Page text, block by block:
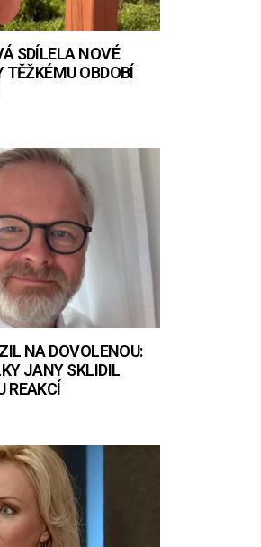
SDÍLELA NOVÉ
TĚŽKÉMU OBDOBÍ
NA DOVOLENOU:
JANY SKLIDIL
REAKCÍ